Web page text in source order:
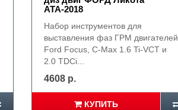
АТА-2018
Набор инструментов для
выставления фаз ГРМ двигателей
Ford Focus, C-Max 1.6 Ti-VCT и
2.0 TDCi...
4608 р.
КУПИТЬ